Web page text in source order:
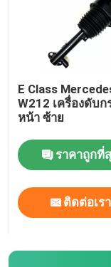
E Class
W212 เครื่องดับ
หน้า ซ้าย
ราคาถูกที่
ติดต่อเรา